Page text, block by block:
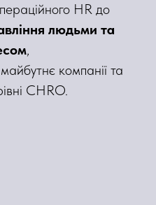
HR до
людьми та
,
компанії та
CHRO.